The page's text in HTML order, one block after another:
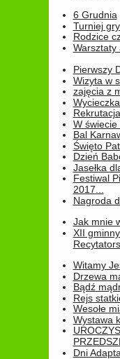
6 Grudnia
Turniej
Rodzice
Warsztaty
Pierwszy
Wizyta w
zajęcia z
W świecie
Bal
Święto
Dzień
Jasełka
Festiwal
2017...
Nagroda
Jak mnie
XII
Witamy
Drzewa
Bądź
Rejs
Wesołe
Wystawa
Dni